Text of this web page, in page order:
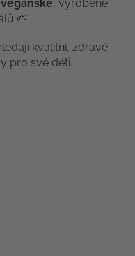
veganské, vyrobené
🌱
kvalitní, zdravé
pro své děti.